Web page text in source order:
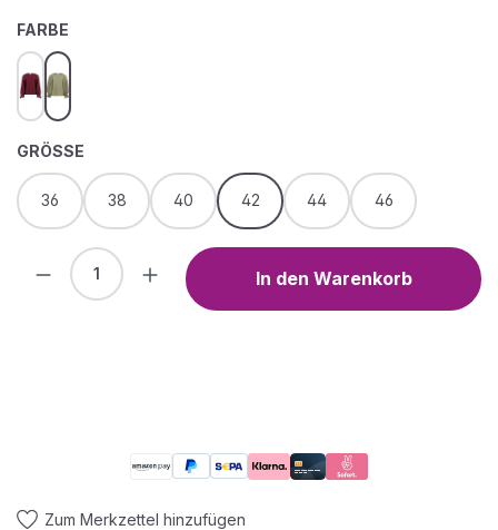
FARBE
Deep Dahlia
Herb Green
GRÖSSE
36 38 40 42 44 46
Produkt Anzahl: Gib den gewünschten
In den Warenkorb
Zum Merkzettel hinzufügen